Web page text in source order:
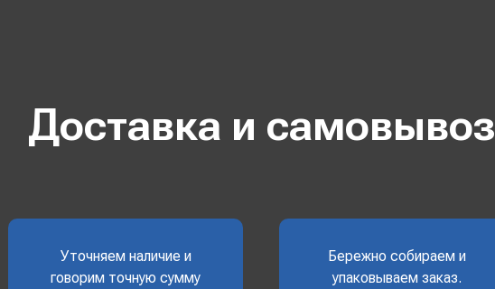
Доставка и самовывоз
Уточняем наличие и
говорим точную сумму
Бережно собираем и
упаковываем заказ.